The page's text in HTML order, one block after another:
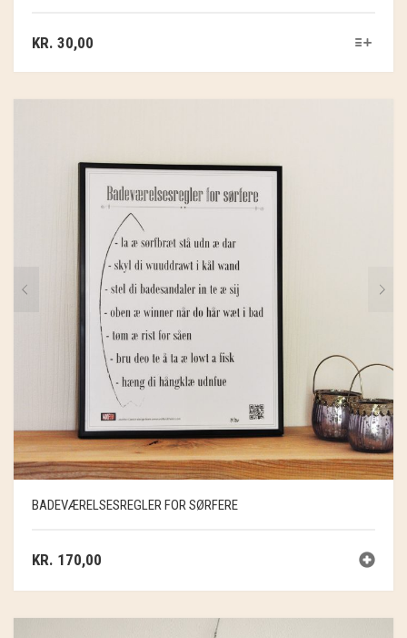
HAMMERSHUS FAIRTRADE
IBU JEWELS
KOUSTRUP & CO.
LÆSØ ULDSTUE
MADAM GRÆSKAR
SEA ART PHOTO
SOSCHJELDE
SÆBEVÆRKSTEDET
THY FRAGMENTER
KR. 30,00
BADEVÆRELSESREGLER FOR SØRFERE
KR. 170,00